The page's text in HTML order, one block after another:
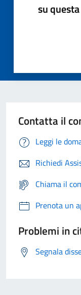
su
Contatta il
Leggi le
Richiedi
Chiama il
Prenota un
Problemi in
Segnala